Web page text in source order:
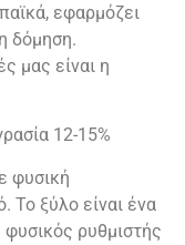
εφαρμόζει
δόμηση.
μας είναι η
12-15%
φυσική
Το ξύλο είναι ένα
φυσικός ρυθμιστής